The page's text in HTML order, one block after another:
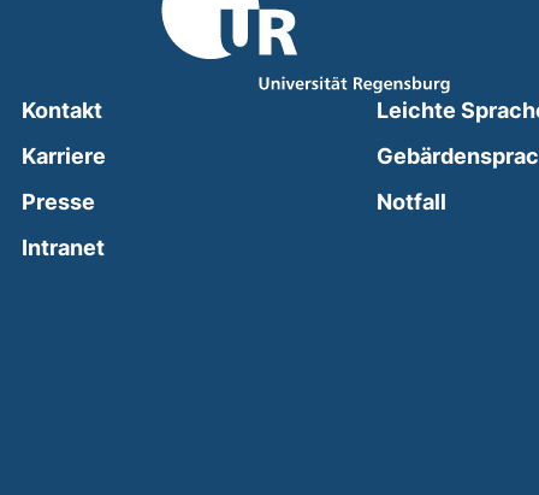
Kontakt
Karriere
Presse
Intranet(external link, opens in a new window)
Leichte
Notfall